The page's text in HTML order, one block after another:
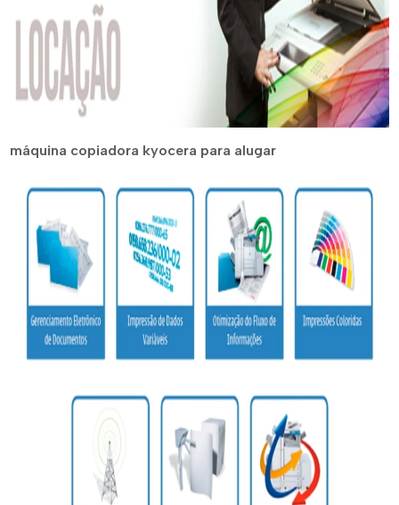
máquina copiadora kyocera para alugar